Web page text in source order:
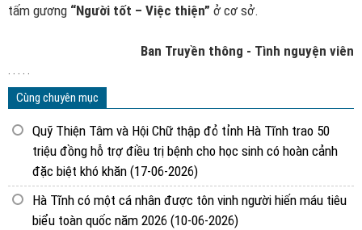
tấm gương “Người tốt – Việc thiện” ở cơ sở.
Ban Truyền thông - Tình nguyện viên
. . . . .
Cùng chuyên mục
Quỹ Thiện Tâm và Hội Chữ thập đỏ tỉnh Hà Tĩnh trao 50
triệu đồng hỗ trợ điều trị bệnh cho học sinh có hoàn cảnh
đặc biệt khó khăn (17-06-2026)
Hà Tĩnh có một cá nhân được tôn vinh người hiến máu tiêu
biểu toàn quốc năm 2026 (10-06-2026)